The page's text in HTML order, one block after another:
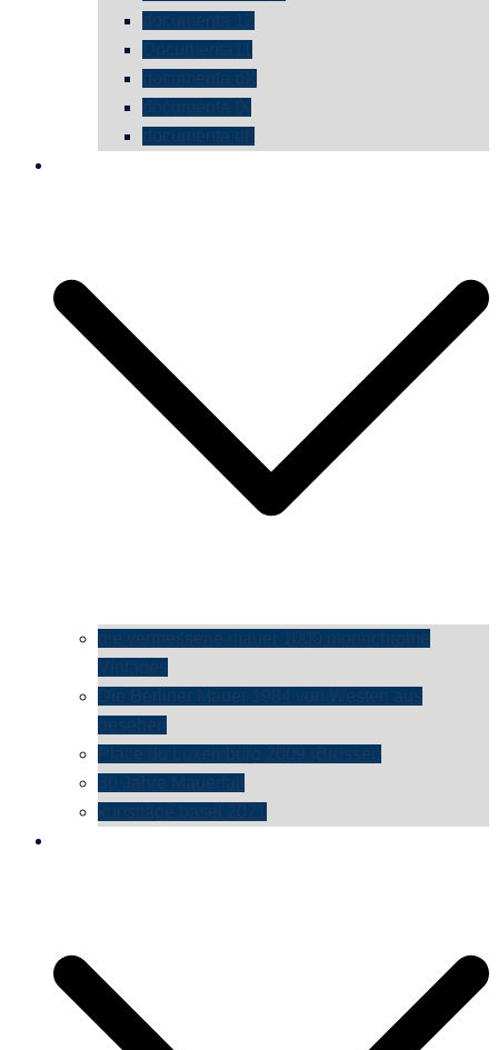
documenta 12
Documenta11
documenta dX
documenta IX
documenta d8
die vermessene mauer 1000 monochrome
Vintages
Die Berliner Mauer 1984 von Westen aus
gesehen
Place du Luxemburg 2009 (Brüssel)
30 Jahre Mauerfall
kunsttage basel 2021